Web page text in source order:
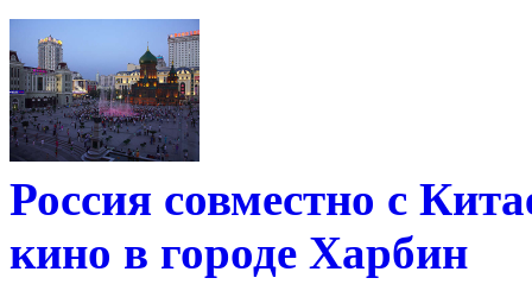
Россия совместно с
кино в городе Харбин